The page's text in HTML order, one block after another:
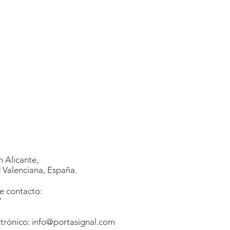
Alicante,
España.
contacto:
info@portasignal.com